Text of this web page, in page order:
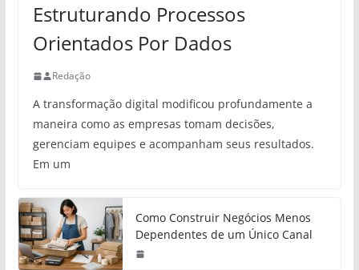
Estruturando Processos
Orientados Por Dados
Redação
A transformação digital modificou profundamente a
maneira como as empresas tomam decisões,
gerenciam equipes e acompanham seus resultados.
Em um
Como Construir Negócios Menos
Dependentes de um Único Canal